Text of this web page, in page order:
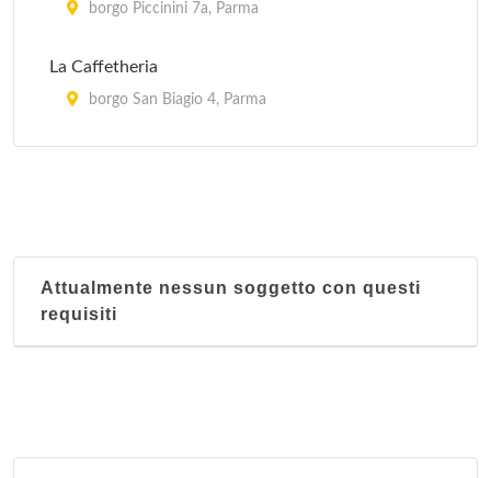
borgo Piccinini 7a, Parma
La Caffetheria
borgo San Biagio 4, Parma
piazza Ubaldi 1, Felino
Attualmente nessun soggetto con questi
requisiti